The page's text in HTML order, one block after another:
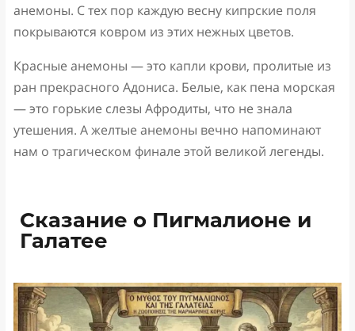
анемоны. С тех пор каждую весну кипрские поля
покрываются ковром из этих нежных цветов.
Красные анемоны — это капли крови, пролитые из
ран прекрасного Адониса. Белые, как пена морская
— это горькие слезы Афродиты, что не знала
утешения. А желтые анемоны вечно напоминают
нам о трагическом финале этой великой легенды.
Сказание о Пигмалионе и
Галатее